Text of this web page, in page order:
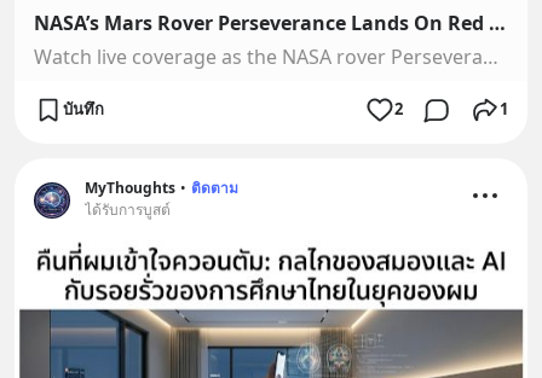
NASA’s Mars Rover Perseverance Lands On Red Planet | NBC News
Watch live coverage as the NASA rover Perseverance lands on Mars after a journey of 300 million miles that took nearly 7 months.» Subscribe to NBC News: http...
บันทึก 2 1
MyThoughts • ติดตาม
ได้รับการบูสต์